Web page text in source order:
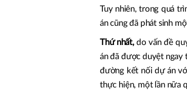
Tuy nhiên, trong quá
án cũng đã phát sinh
Thứ nhất, do vấn đề
án đã được duyệt ngay
đường kết nối dự án
thực hiện, một lần nữa